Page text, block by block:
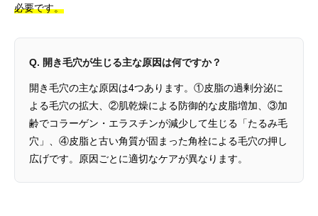
必要です。
Q. 開き毛穴が生じる主な原因は何ですか？
開き毛穴の主な原因は4つあります。①皮脂の過剰分泌に
よる毛穴の拡大、②肌乾燥による防御的な皮脂増加、③加
齢でコラーゲン・エラスチンが減少して生じる「たるみ毛
穴」、④皮脂と古い角質が固まった角栓による毛穴の押し
広げです。原因ごとに適切なケアが異なります。